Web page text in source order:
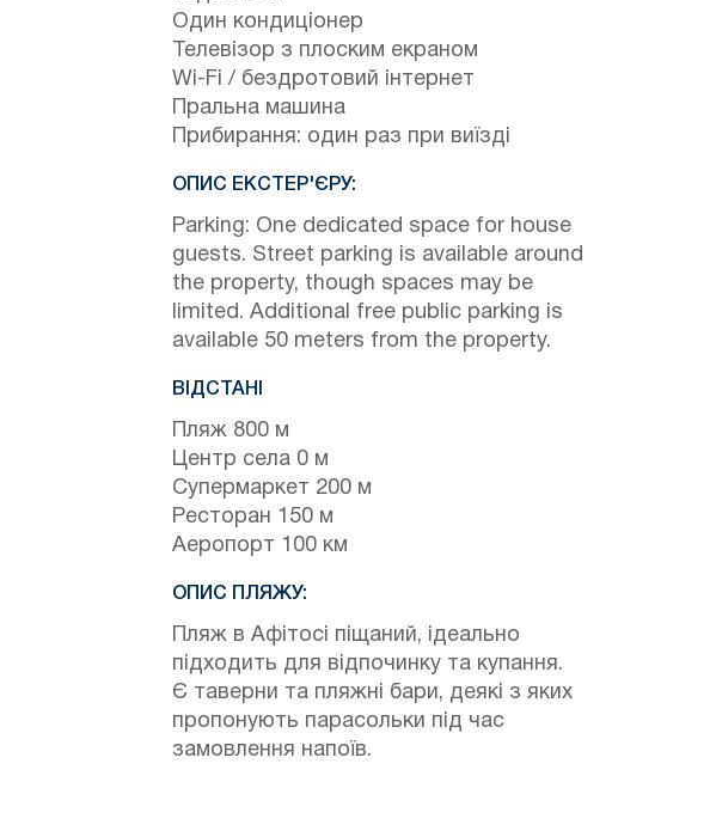
Один кондиціонер
Телевізор з плоским екраном
Wi-Fi / бездротовий інтернет
Пральна машина
Прибирання: один раз при виїзді
ОПИС ЕКСТЕР'ЄРУ:
Parking: One dedicated space for house
guests. Street parking is available around
the property, though spaces may be
limited. Additional free public parking is
available 50 meters from the property.
ВІДСТАНІ
Пляж 800 м
Центр села 0 м
Супермаркет 200 м
Ресторан 150 м
Аеропорт 100 км
ОПИС ПЛЯЖУ:
Пляж в Афітосі піщаний, ідеально
підходить для відпочинку та купання.
Є таверни та пляжні бари, деякі з яких
пропонують парасольки під час
замовлення напоїв.